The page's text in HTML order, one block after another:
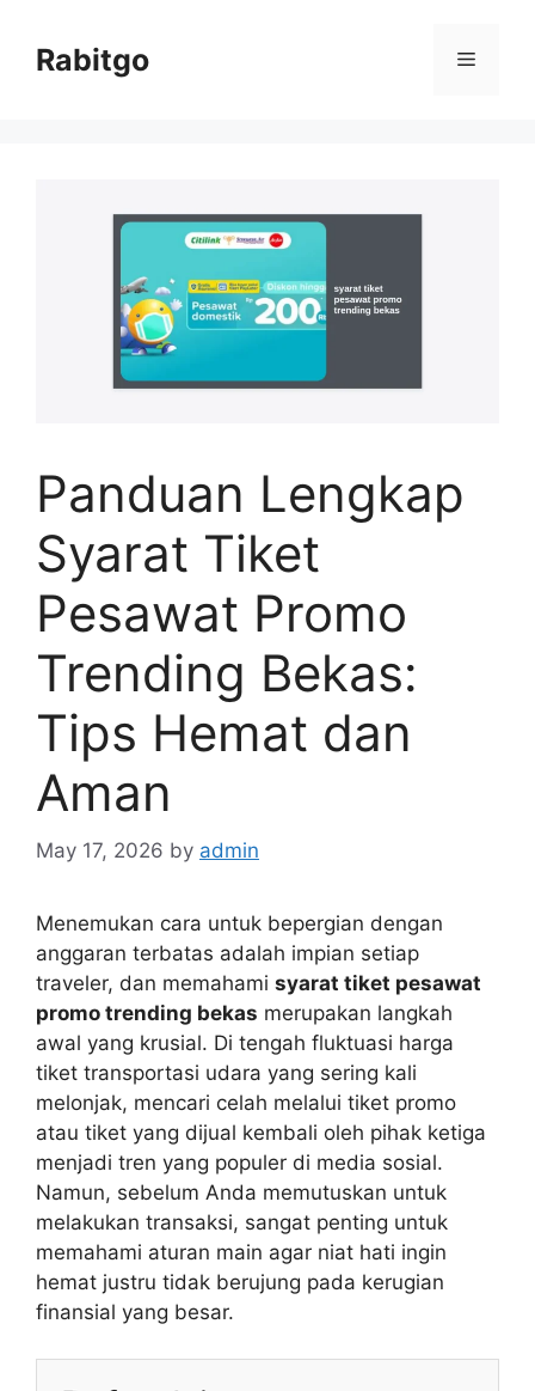
contentRabitgo Menu
Panduan Lengkap
Syarat Tiket
Pesawat Promo
Trending Bekas:
Tips Hemat dan
Aman
May 17, 2026 by admin
Menemukan cara untuk bepergian dengan
anggaran terbatas adalah impian setiap
traveler, dan memahami syarat tiket pesawat
promo trending bekas merupakan langkah
awal yang krusial. Di tengah fluktuasi harga
tiket transportasi udara yang sering kali
melonjak, mencari celah melalui tiket promo
atau tiket yang dijual kembali oleh pihak ketiga
menjadi tren yang populer di media sosial.
Namun, sebelum Anda memutuskan untuk
melakukan transaksi, sangat penting untuk
memahami aturan main agar niat hati ingin
hemat justru tidak berujung pada kerugian
finansial yang besar.